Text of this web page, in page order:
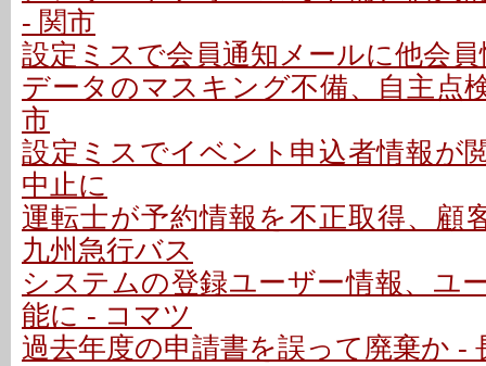
- 関市
設定ミスで会員通知メールに他会
データのマスキング不備、自主点
市
設定ミスでイベント申込者情報が
中止に
運転士が予約情報を不正取得、顧
九州急行バス
システムの登録ユーザー情報、ユ
能に - コマツ
過去年度の申請書を誤って廃棄か -